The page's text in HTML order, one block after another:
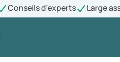
Conseils d'experts Large